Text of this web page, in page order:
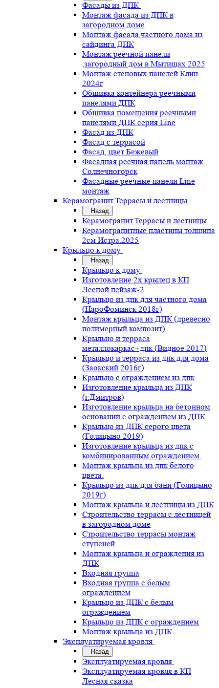
Фасады из ДПК
Монтаж фасада из ДПК в
загородном доме
Монтаж фасада частного дома из
сайдинга ДПК
Монтаж реечной панели
,загородный дом в Мытищах 2025
Монтаж стеновых панелей Клин
2024г
Обшивка контейнера реечными
панелями ДПК
Обшивка помещения реечными
панелями ДПК серия Line
Фасад из ДПК
Фасад с террасой
Фасад, цвет Бежевый
Фасадная реечная панель монтаж
Солнечногорск
Фасадные реечные панели Line
монтаж
Керамогранит.Террасы и лестницы
Назад
Керамогранит.Террасы и лестницы
Керамогранитные пластины толщина
2см Истра.2025
Крыльцо к дому
Назад
Крыльцо к дому
Изготовление 2х крылец в КП
Лесной пейзаж-2
Крыльцо из дпк для частного дома
(НароФоминск 2018г)
Монтаж крыльца из ДПК (древесно
полимерный композит)
Крыльцо и терраса
металлокаркас+дпк (Видное 2017)
Крыльцо и терраса из дпк для дома
(Заокский 2016г)
Крыльцо с ограждением из дпк
Изготовление крыльца из ДПК
(г.Дмитров)
Изготовление крыльца на бетонном
основании с ограждением из ДПК
Крыльцо из ДПК серого цвета
(Голицыно 2019)
Изготовление крыльца из дпк с
комбинированным ограждением.
Монтаж крыльца из дпк белого
цвета.
Крыльцо из дпк для бани (Голицыно
2019г)
Монтаж крыльца и лестницы из ДПК
Строительство террасы с лестницей
в загородном доме
Строительство террасы монтаж
ступеней
Монтаж крыльца и ограждения из
ДПК
Входная группа
Входная группа с белым
ограждением
Крыльцо из ДПК с белым
ограждением
Крыльцо из ДПК с ограждением
Монтаж крыльца из ДПК
Эксплуатируемая кровля
Назад
Эксплуатируемая кровля
Эксплуатируемая кровля в КП
Лесная сказка